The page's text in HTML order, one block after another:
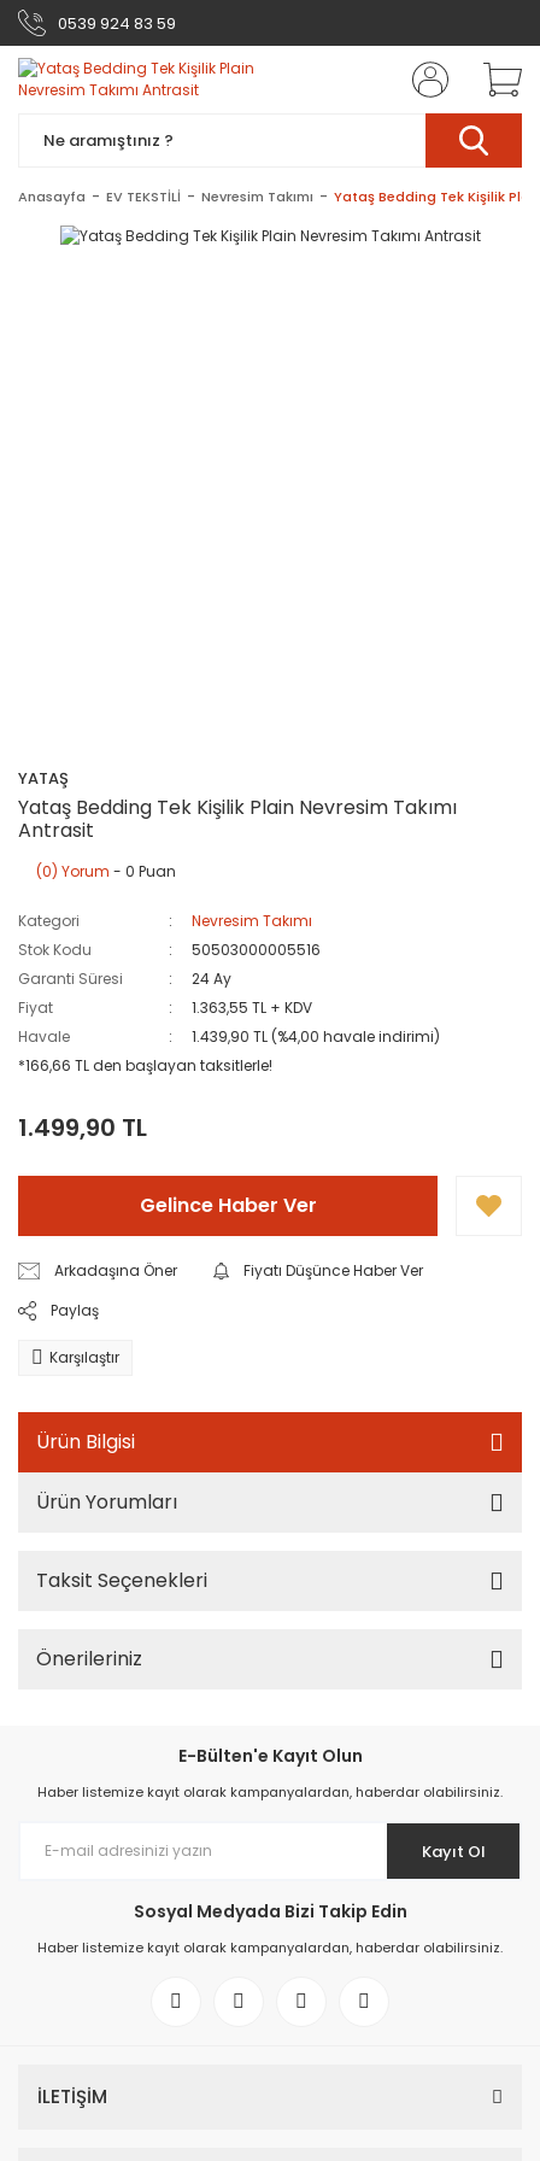
0539 924 83 59
Anasayfa EV TEKSTİLİ Nevresim Takımı Yataş Bedding Tek Kişilik
YATAŞ
Yataş Bedding Tek Kişilik Plain Nevresim Takımı
Antrasit
(0) Yorum - 0 Puan
Kategori
Nevresim Takımı
Stok Kodu
50503000005516
Garanti Süresi
24 Ay
Fiyat
1.363,55 TL + KDV
Havale
1.439,90 TL (%4,00 havale indirimi)
*166,66 TL den başlayan taksitlerle!
1.499,90 TL
Gelince Haber Ver
Arkadaşına Öner
Fiyatı Düşünce Haber Ver
Paylaş
Karşılaştır
Ürün Bilgisi
Ürün Yorumları
Taksit Seçenekleri
Önerileriniz
E-Bülten'e Kayıt Olun
Haber listemize kayıt olarak kampanyalardan, haberdar olabilirsiniz.
Kayıt Ol
Sosyal Medyada Bizi Takip Edin
Haber listemize kayıt olarak kampanyalardan, haberdar olabilirsiniz.
İLETİŞİM